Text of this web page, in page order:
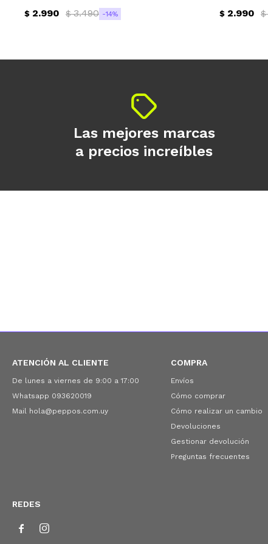
$ 2.990 $ 3.490 14 $ 2.990 $
ATENCIÓN AL CLIENTE
De lunes a viernes de 9:00 a 17:00
Whatsapp 093620019
Mail hola@peppos.com.uy
COMPRA
Envíos
Cómo comprar
Cómo realizar un cambio
Devoluciones
Gestionar devolución
Preguntas frecuentes
REDES
 
Las mejores marcas
a precios increíbles